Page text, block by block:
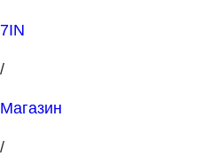
7IN
/
Магазин
/